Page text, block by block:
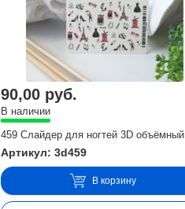
90,00 руб.
В наличии
459 Слайдер для ногтей 3D объёмный
Артикул: 3d459
В корзину